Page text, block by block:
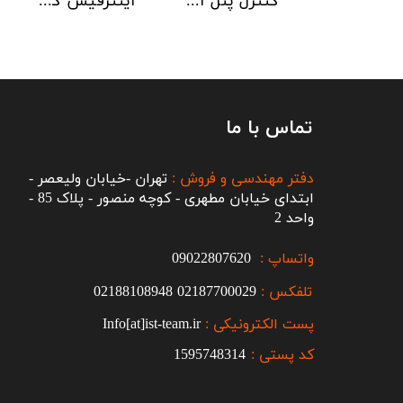
تماس با ما
تلفکس : 02187700029
02188108948
پست الکترونیکی :Info[at]ist-team.ir
واتساپ :
دفتر مهندسی و فروش : تهران -خیابان ولیعصر -
ابتدای خیابان مطهری - کوچه منصور - پلاک 85 -
واحد 2
کد پستی : 1595748314